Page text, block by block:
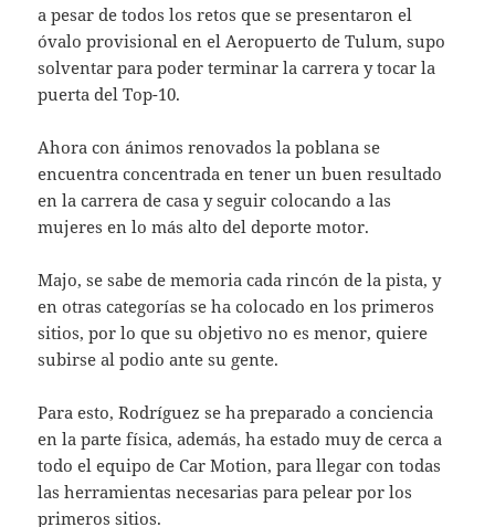
a pesar de todos los retos que se presentaron el
óvalo provisional en el Aeropuerto de Tulum, supo
solventar para poder terminar la carrera y tocar la
puerta del Top-10.
Ahora con ánimos renovados la poblana se
encuentra concentrada en tener un buen resultado
en la carrera de casa y seguir colocando a las
mujeres en lo más alto del deporte motor.
Majo, se sabe de memoria cada rincón de la pista, y
en otras categorías se ha colocado en los primeros
sitios, por lo que su objetivo no es menor, quiere
subirse al podio ante su gente.
Para esto, Rodríguez se ha preparado a conciencia
en la parte física, además, ha estado muy de cerca a
todo el equipo de Car Motion, para llegar con todas
las herramientas necesarias para pelear por los
primeros sitios.